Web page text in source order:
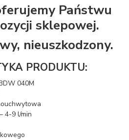
Państwu
sklepowej.
nieuszkodzony.
PRODUKTU:
040M
4-9 l/min